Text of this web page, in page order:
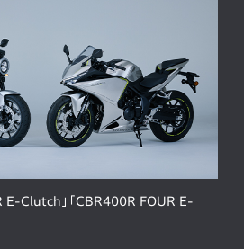
E-Clutch」「CBR400R FOUR E-